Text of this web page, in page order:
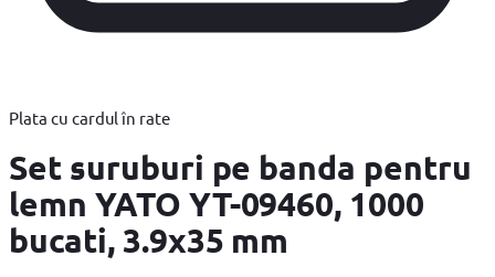
Plata cu cardul în rate
Set suruburi pe banda pentru
lemn YATO YT-09460, 1000
bucati, 3.9x35 mm